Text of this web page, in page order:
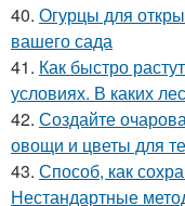
40. Огурцы для
вашего сада
41. Как быстро
условиях. В каких
42. Создайте
овощи и цветы для
43. Способ, как
Нестандартные